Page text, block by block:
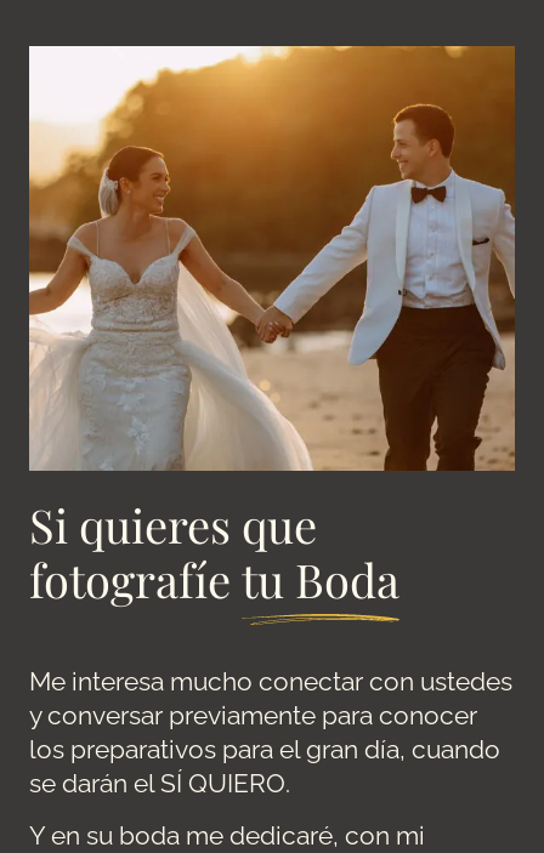
Si quieres que
fotografíetu Boda
Me interesa mucho conectar con ustedes
y conversar previamente para conocer
los preparativos para el gran día, cuando
se darán el SÍ QUIERO.
Y en su boda me dedicaré, con mi